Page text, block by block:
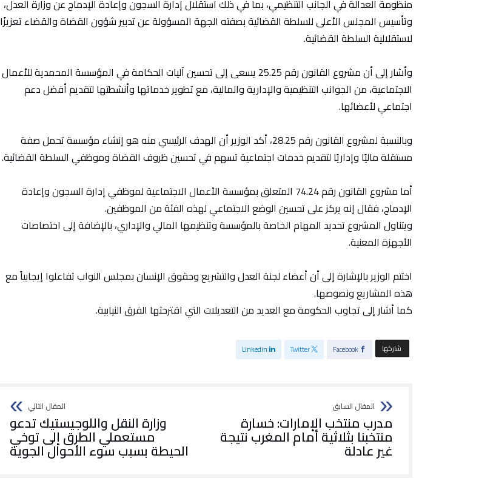
منظومة العدالة في الجانب التنظيمي، بما في ذلك استقلال إدارة السجون وإعادة الإدماج عن وزارة العدل،
وتأسيس المجلس الأعلى للسلطة القضائية بصفته الجهة المسؤولة عن تدبير شؤون القضاة والقضاء تعزيزًا
لاستقلالية السلطة القضائية.
وأشار إلى أن مشروع القانون رقم 25.25 يسعى إلى تحسين آليات الحكامة في المؤسسة المحمدية للأعمال
الاجتماعية، من الجوانب التنظيمية والإدارية والمالية، مع تطوير خدماتها وأنشطتها لتقديم أفضل دعم
اجتماعي لأعضائها.
وبالنسبة لمشروع القانون رقم 28.25، أكد الوزير أن الهدف الرئيسي منه هو إنشاء مؤسسة تحمل صفة
مستقلة ماليًا وإداريًا لتقديم خدمات اجتماعية تسهم في تحسين ظروف القضاة وموظفي السلطة القضائية.
أما مشروع القانون رقم 74.24 المتعلق بمؤسسة الأعمال الاجتماعية لموظفي إدارة السجون وإعادة
الإدماج، فقال إنه يركز على تحسين الوضع الاجتماعي لهذه الفئة من الموظفين.
ويتناول المشروع تحديد المهام الخاصة بالمؤسسة وتنظيمها المالي والإداري، بالإضافة إلى اختصاصات
الأجهزة المعنية.
اختتم الوزير بالإشارة إلى أن أعضاء لجنة العدل والتشريع وحقوق الإنسان بمجلس النواب تفاعلوا إيجابياً مع
هذه المشاريع ونصوصها.
كما أشار إلى تجاوب الحكومة مع العديد من التعديلات التي اقترحتها الفرق النيابية.
‫‫ شاركها‬ Facebook
Twitter
Linkedin
مدرب منتخب الإمارات: خسارة
منتخبنا بثلاثية أمام المغرب نتيجة
غير عادلة
وزارة النقل واللوجيستيك تدعو
مستعملي الطرق إلى توخي
الحيطة بسبب سوء الأحوال الجوية